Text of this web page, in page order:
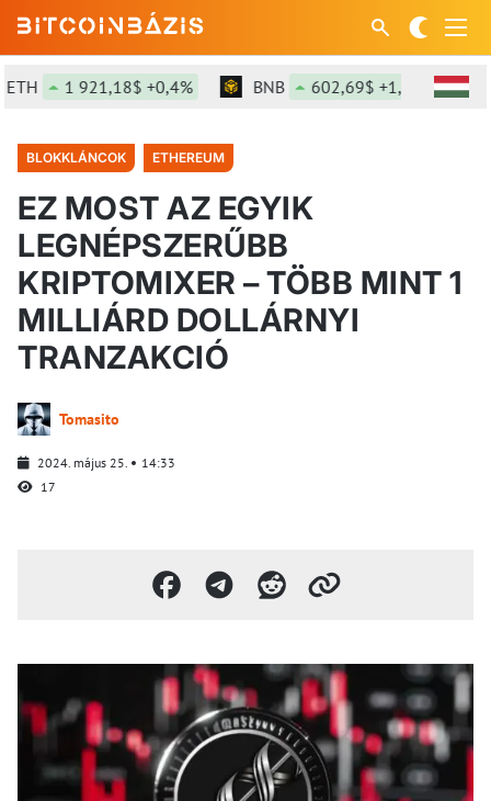
1 921,18$ +0,4% BNB 602,69$ +1,48% SOL
BLOKKLÁNCOK ETHEREUM
EZ MOST AZ EGYIK
LEGNÉPSZERŰBB
KRIPTOMIXER – TÖBB MINT 1
MILLIÁRD DOLLÁRNYI
TRANZAKCIÓ
Tomasito
2024. május 25.
14:33
17